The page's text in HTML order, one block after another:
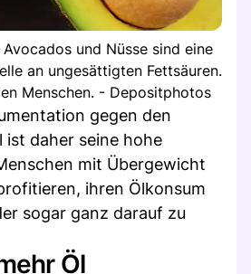
und Nüsse sind eine
an ungesättigten Fettsäuren.
Menschen. - Depositphotos
gegen den
ist daher seine hohe
mit Übergewicht
ihren Ölkonsum
sogar ganz darauf zu
Öl